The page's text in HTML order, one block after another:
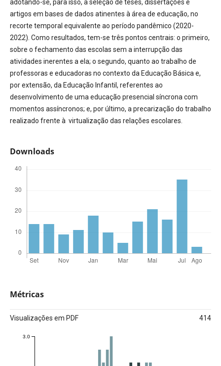
adotando-se, para isso, a seleção de teses, dissertações e
artigos em bases de dados atinentes à área de educação, no
recorte temporal equivalente ao período pandêmico (2020-
2022). Como resultados, tem-se três pontos centrais: o primeiro,
sobre o fechamento das escolas sem a interrupção das
atividades inerentes a ela; o segundo, quanto ao trabalho de
professoras e educadoras no contexto da Educação Básica e,
por extensão, da Educação Infantil, referentes ao
desenvolvimento de uma educação presencial síncrona com
momentos assíncronos; e, por último, a precarização do trabalho
realizado frente à virtualização das relações escolares.
Downloads
Métricas
Visualizações em PDF 414
3.0